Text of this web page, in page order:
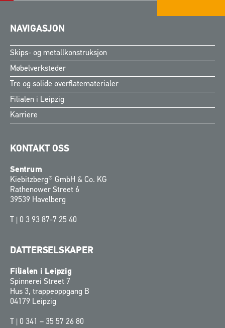
NAVIGASJON
Skips- og metallkonstruksjon
Møbelverksteder
Tre og solide overflatematerialer
Filialen i Leipzig
Karriere
KONTAKT OSS
Sentrum
Kiebitzberg® GmbH & Co. KG
Rathenower Street 6
39539 Havelberg
T | 0 3 93 87-7 25 40
DATTERSELSKAPER
Filialen i Leipzig
Spinnerei Street 7
Hus 3, trappeoppgang B
04179 Leipzig
T | 0 341 – 35 57 26 80